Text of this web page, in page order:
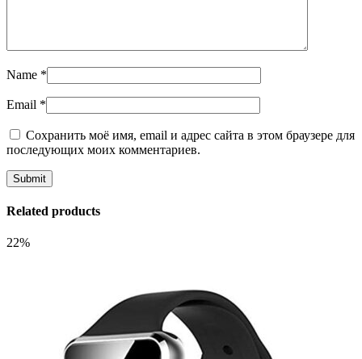
Name *
Email *
Сохранить моё имя, email и адрес сайта в этом браузере для
последующих моих комментариев.
Related products
22%